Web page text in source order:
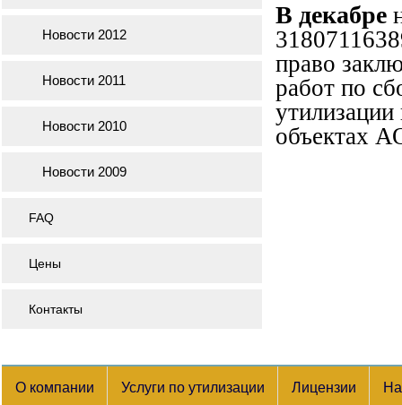
В декабре
право
работ по
объектах
Новости 2012
Новости 2011
Новости 2010
Новости 2009
FAQ
Цены
Контакты
О компании Услуги по утилизации Лицензии